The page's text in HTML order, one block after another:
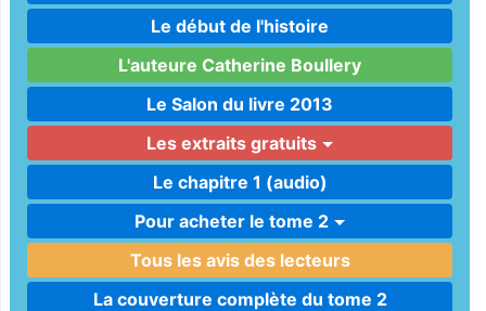
Le début de l'histoire
L'auteure Catherine Boullery
Le Salon du livre 2013
Les extraits gratuits
Le chapitre 1 (audio)
Pour acheter le tome 2
Tous les avis des lecteurs
La couverture complète du tome 2